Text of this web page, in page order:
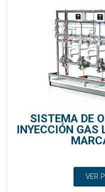
SISTEMA DE
INYECCIÓN GAS
VER